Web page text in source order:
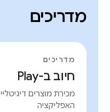
מדריכים
מדריכים
חיוב ב-Play
מכירת מוצרים
האפליקציה